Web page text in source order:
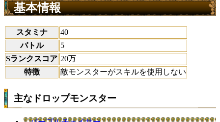
基本情報
スタミナ
40
バトル
5
Sランクスコア 20万
特徴
敵モンスターがスキルを使用しない
主なドロップモンスター